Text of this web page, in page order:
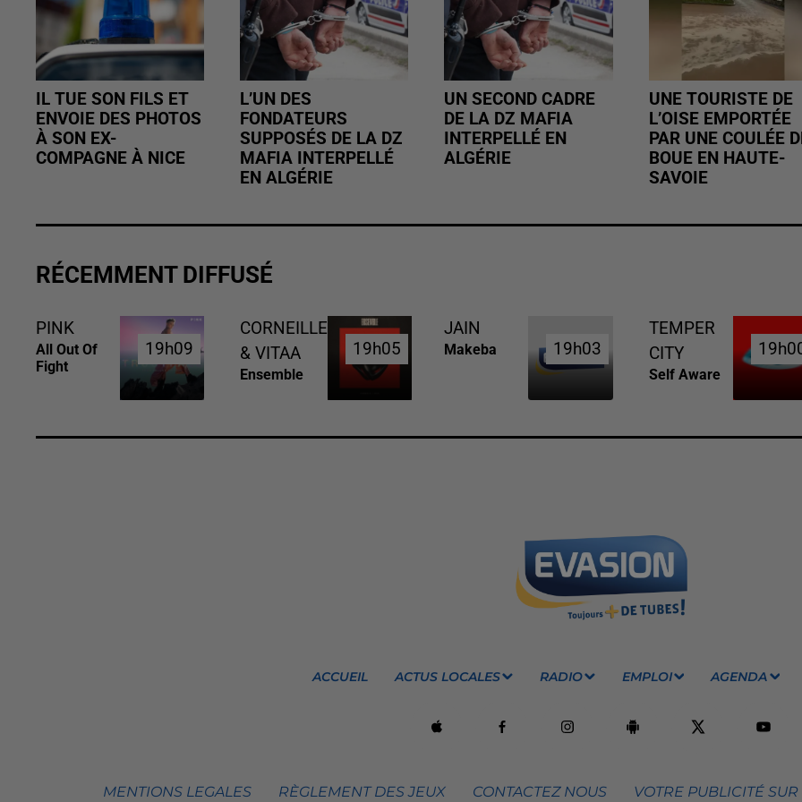
IL TUE SON FILS ET
ENVOIE DES PHOTOS
À SON EX-
COMPAGNE À NICE
L’UN DES
FONDATEURS
SUPPOSÉS DE LA DZ
MAFIA INTERPELLÉ
EN ALGÉRIE
UN SECOND CADRE
DE LA DZ MAFIA
INTERPELLÉ EN
ALGÉRIE
UNE TOURISTE DE
L’OISE EMPORTÉE
PAR UNE COULÉE
BOUE EN HAUTE-
SAVOIE
RÉCEMMENT DIFFUSÉ
PINK
All Out Of
Fight
19h09
19h09
CORNEILLE
& VITAA
Ensemble
19h05
19h05
JAIN
Makeba 19h03
19h03
TEMPER
CITY
Self Aware
ACCUEIL ACTUS LOCALES RADIO EMPLOI AGENDA
MENTIONS LEGALES RÈGLEMENT DES JEUX CONTACTEZ NOUS VOTRE PUBLICITÉ